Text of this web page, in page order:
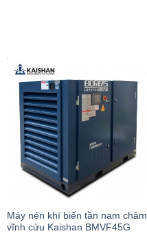
Máy nén khí biến tần nam châm
vĩnh cửu Kaishan BMVF45G